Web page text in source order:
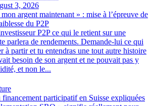
3, 2026
mon argent maintenant » : mise à l’épreuve de
du P2P
P2P ce qui le retient sur une
parlera de rendements. Demande-lui ce qui
à partir et tu entendras une tout autre histoire
besoin de son argent et ne pouvait pas y
et non le...